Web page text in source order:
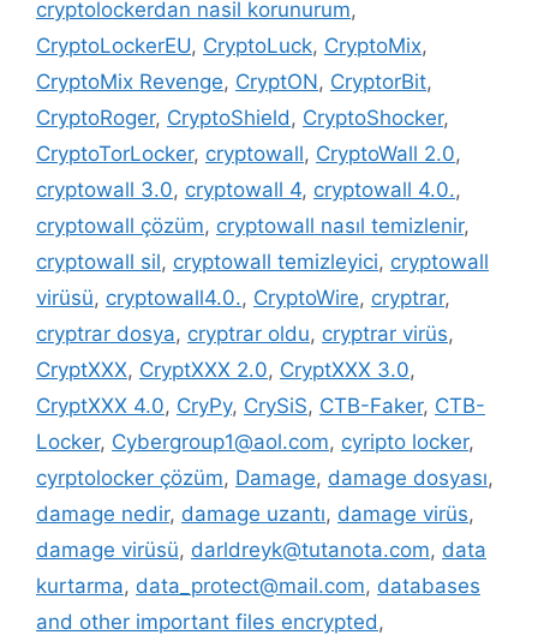
cryptolockerdan nasil korunurum,
CryptoLockerEU, CryptoLuck, CryptoMix,
CryptoMix Revenge, CryptON, CryptorBit,
CryptoRoger, CryptoShield, CryptoShocker,
CryptoTorLocker, cryptowall, CryptoWall 2.0,
cryptowall 3.0, cryptowall 4, cryptowall 4.0.,
cryptowall çözüm, cryptowall nasıl temizlenir,
cryptowall sil, cryptowall temizleyici, cryptowall
virüsü, cryptowall4.0., CryptoWire, cryptrar,
cryptrar dosya, cryptrar oldu, cryptrar virüs,
CryptXXX, CryptXXX 2.0, CryptXXX 3.0,
CryptXXX 4.0, CryPy, CrySiS, CTB-Faker, CTB-
Locker, Cybergroup1@aol.com, cyripto locker,
cyrptolocker çözüm, Damage, damage dosyası,
damage nedir, damage uzantı, damage virüs,
damage virüsü, darldreyk@tutanota.com, data
kurtarma, data_protect@mail.com, databases
and other important files encrypted,